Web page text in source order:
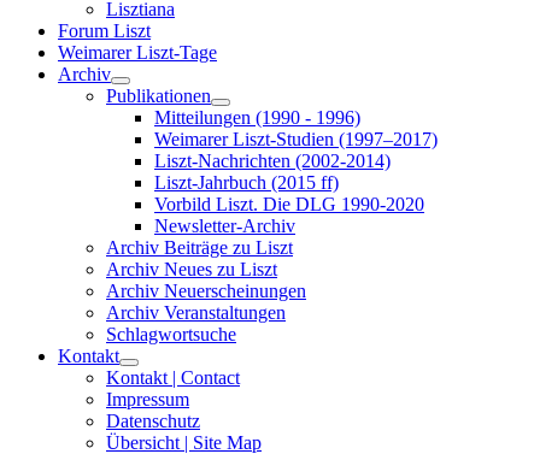
Lisztiana
Forum Liszt
Weimarer Liszt-Tage
Archiv
Publikationen
Mitteilungen (1990 - 1996)
Weimarer Liszt-Studien (1997–2017)
Liszt-Nachrichten (2002-2014)
Liszt-Jahrbuch (2015 ff)
Vorbild Liszt. Die DLG 1990-2020
Newsletter-Archiv
Archiv Beiträge zu Liszt
Archiv Neues zu Liszt
Archiv Neuerscheinungen
Archiv Veranstaltungen
Schlagwortsuche
Kontakt
Kontakt | Contact
Impressum
Datenschutz
Übersicht | Site Map